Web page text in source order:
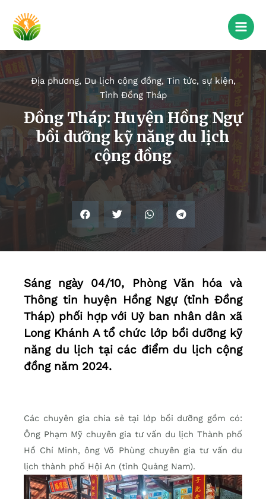
Địa phương, Du lịch cộng đồng, Tin tức, sự kiện,
Tỉnh Đồng Tháp
Đồng Tháp: Huyện Hồng Ngự
bồi dưỡng kỹ năng du lịch
cộng đồng
Sáng ngày 04/10, Phòng Văn hóa và
Thông tin huyện Hồng Ngự (tỉnh Đồng
Tháp) phối hợp với Uỷ ban nhân dân xã
Long Khánh A tổ chức lớp bồi dưỡng kỹ
năng du lịch tại các điểm du lịch cộng
đồng năm 2024.
Các chuyên gia chia sẻ tại lớp bồi dưỡng gồm có:
Ông Phạm Mỹ chuyên gia tư vấn du lịch Thành phố
Hồ Chí Minh, ông Võ Phùng chuyên gia tư vấn du
lịch thành phố Hội An (tỉnh Quảng Nam).